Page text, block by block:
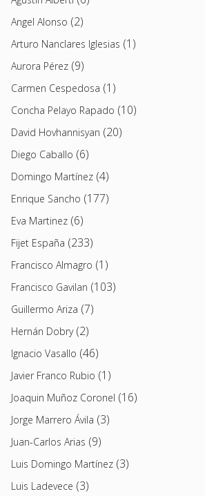
Angel Alonso (2)
Arturo Nanclares Iglesias (1)
Aurora Pérez (9)
Carmen Cespedosa (1)
Concha Pelayo Rapado (10)
David Hovhannisyan (20)
Diego Caballo (6)
Domingo Martínez (4)
Enrique Sancho (177)
Eva Martinez (6)
Fijet España (233)
Francisco Almagro (1)
Francisco Gavilan (103)
Guillermo Ariza (7)
Hernán Dobry(2)
Ignacio Vasallo (46)
Javier Franco Rubio (1)
Joaquin Muñoz Coronel (16)
Jorge Marrero Ávila (3)
Juan-Carlos Arias (9)
Luis Domingo Martínez (3)
Luis Ladevece (3)